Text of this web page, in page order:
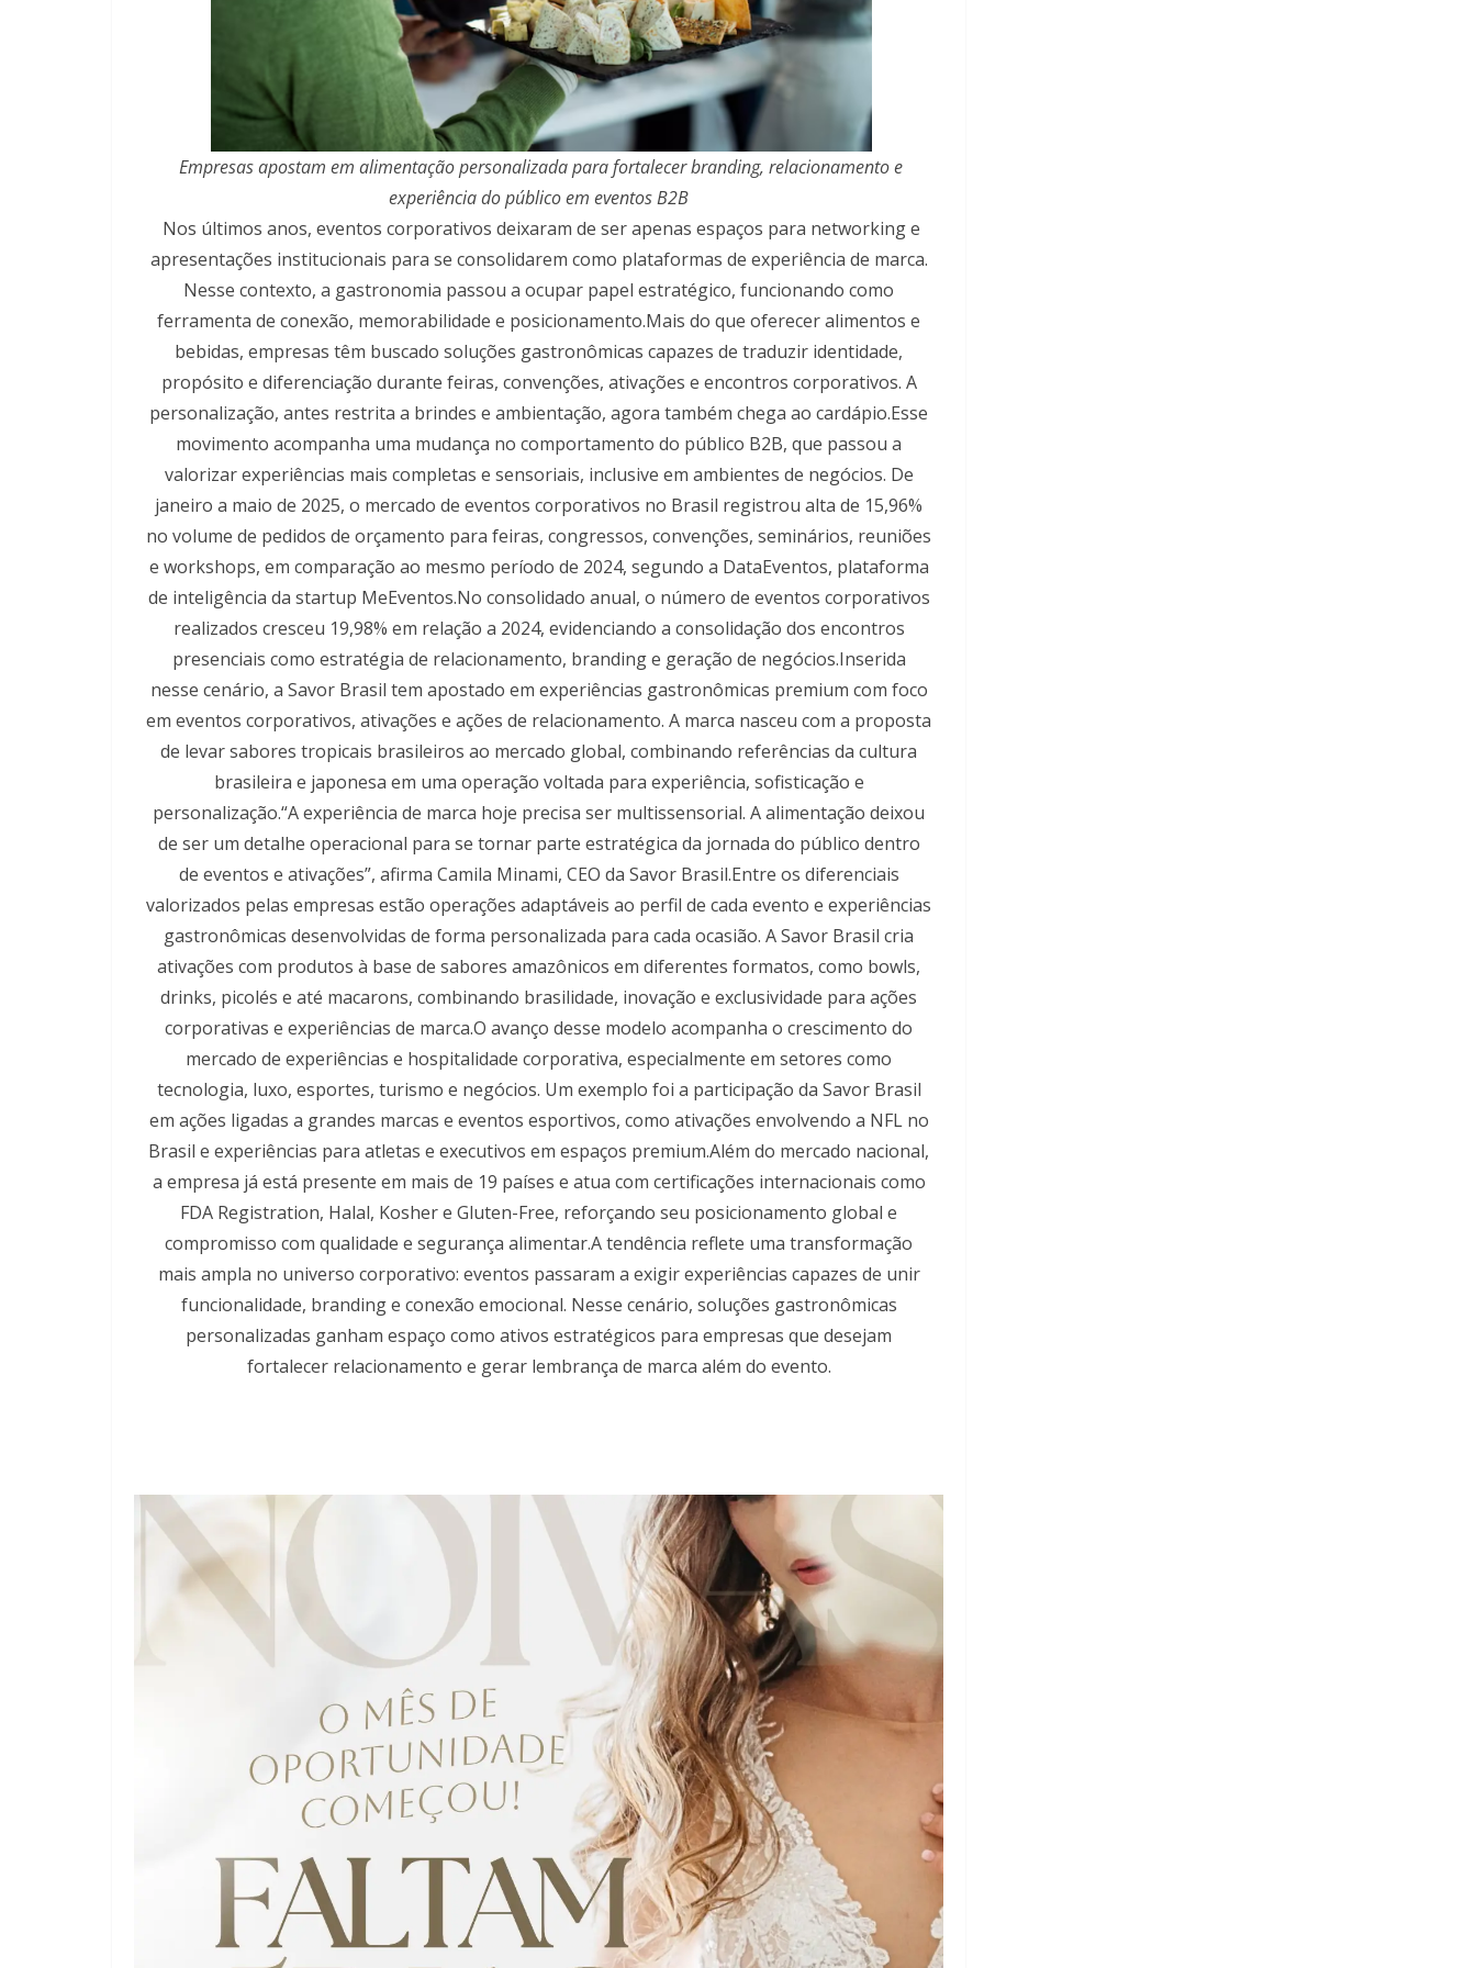
Empresas apostam em alimentação personalizada para fortalecer branding, relacionamento e
experiência do público em eventos B2B
Nos últimos anos, eventos corporativos deixaram de ser apenas espaços para networking e
apresentações institucionais para se consolidarem como plataformas de experiência de marca.
Nesse contexto, a gastronomia passou a ocupar papel estratégico, funcionando como
ferramenta de conexão, memorabilidade e posicionamento.Mais do que oferecer alimentos e
bebidas, empresas têm buscado soluções gastronômicas capazes de traduzir identidade,
propósito e diferenciação durante feiras, convenções, ativações e encontros corporativos. A
personalização, antes restrita a brindes e ambientação, agora também chega ao cardápio.Esse
movimento acompanha uma mudança no comportamento do público B2B, que passou a
valorizar experiências mais completas e sensoriais, inclusive em ambientes de negócios. De
janeiro a maio de 2025, o mercado de eventos corporativos no Brasil registrou alta de 15,96%
no volume de pedidos de orçamento para feiras, congressos, convenções, seminários, reuniões
e workshops, em comparação ao mesmo período de 2024, segundo a DataEventos, plataforma
de inteligência da startup MeEventos.No consolidado anual, o número de eventos corporativos
realizados cresceu 19,98% em relação a 2024, evidenciando a consolidação dos encontros
presenciais como estratégia de relacionamento, branding e geração de negócios.Inserida
nesse cenário, a Savor Brasil tem apostado em experiências gastronômicas premium com foco
em eventos corporativos, ativações e ações de relacionamento. A marca nasceu com a proposta
de levar sabores tropicais brasileiros ao mercado global, combinando referências da cultura
brasileira e japonesa em uma operação voltada para experiência, sofisticação e
personalização.“A experiência de marca hoje precisa ser multissensorial. A alimentação deixou
de ser um detalhe operacional para se tornar parte estratégica da jornada do público dentro
de eventos e ativações”, afirma Camila Minami, CEO da Savor Brasil.Entre os diferenciais
valorizados pelas empresas estão operações adaptáveis ao perfil de cada evento e experiências
gastronômicas desenvolvidas de forma personalizada para cada ocasião. A Savor Brasil cria
ativações com produtos à base de sabores amazônicos em diferentes formatos, como bowls,
drinks, picolés e até macarons, combinando brasilidade, inovação e exclusividade para ações
corporativas e experiências de marca.O avanço desse modelo acompanha o crescimento do
mercado de experiências e hospitalidade corporativa, especialmente em setores como
tecnologia, luxo, esportes, turismo e negócios. Um exemplo foi a participação da Savor Brasil
em ações ligadas a grandes marcas e eventos esportivos, como ativações envolvendo a NFL no
Brasil e experiências para atletas e executivos em espaços premium.Além do mercado nacional,
a empresa já está presente em mais de 19 países e atua com certificações internacionais como
FDA Registration, Halal, Kosher e Gluten-Free, reforçando seu posicionamento global e
compromisso com qualidade e segurança alimentar.A tendência reflete uma transformação
mais ampla no universo corporativo: eventos passaram a exigir experiências capazes de unir
funcionalidade, branding e conexão emocional. Nesse cenário, soluções gastronômicas
personalizadas ganham espaço como ativos estratégicos para empresas que desejam
fortalecer relacionamento e gerar lembrança de marca além do evento.